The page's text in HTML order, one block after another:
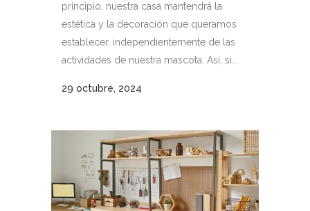
principio, nuestra casa mantendrá la
estética y la decoración que queramos
establecer, independientemente de las
actividades de nuestra mascota. Así, si...
29 octubre, 2024